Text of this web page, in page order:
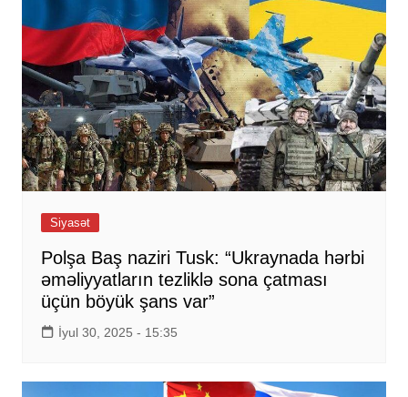
Siyasət
Polşa Baş naziri Tusk: “Ukraynada hərbi
əməliyyatların tezliklə sona çatması
üçün böyük şans var”
İyul 30, 2025 - 15:35